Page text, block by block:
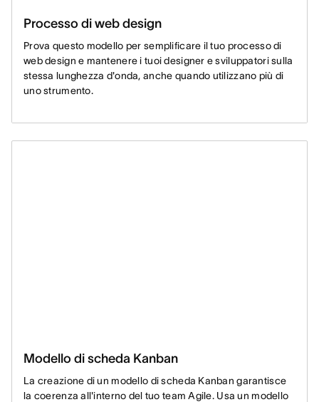
Processo di web design
Prova questo modello per semplificare il tuo processo di
web design e mantenere i tuoi designer e sviluppatori sulla
stessa lunghezza d'onda, anche quando utilizzano più di
uno strumento.
Modello di scheda Kanban
La creazione di un modello di scheda Kanban garantisce
la coerenza all'interno del tuo team Agile. Usa un modello